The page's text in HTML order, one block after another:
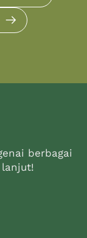
berbagai